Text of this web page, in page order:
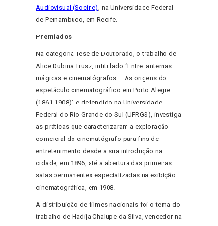
Audiovisual (Socine), na Universidade Federal
de Pernambuco, em Recife.
Premiados
Na categoria Tese de Doutorado, o trabalho de
Alice Dubina Trusz, intitulado “Entre lanternas
mágicas e cinematógrafos – As origens do
espetáculo cinematográfico em Porto Alegre
(1861-1908)” e defendido na Universidade
Federal do Rio Grande do Sul (UFRGS), investiga
as práticas que caracterizaram a exploração
comercial do cinematógrafo para fins de
entretenimento desde a sua introdução na
cidade, em 1896, até a abertura das primeiras
salas permanentes especializadas na exibição
cinematográfica, em 1908.
A distribuição de filmes nacionais foi o tema do
trabalho de Hadija Chalupe da Silva, vencedor na